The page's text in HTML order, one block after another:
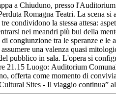
a Chiuduno, presso
Romagna Teatri. La scena
condividono la stessa attesa:
nei meandri più bui della
congiunzione tra le speranze e le
una valenza quasi
pubblico in sala. L'opera si
21.15 Luogo: Auditorium
offerta come momento di
Sites - Il viaggio